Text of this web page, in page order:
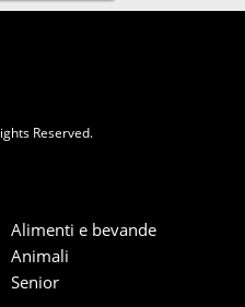
Reserved.
Alimenti e bevande
Animali
Senior